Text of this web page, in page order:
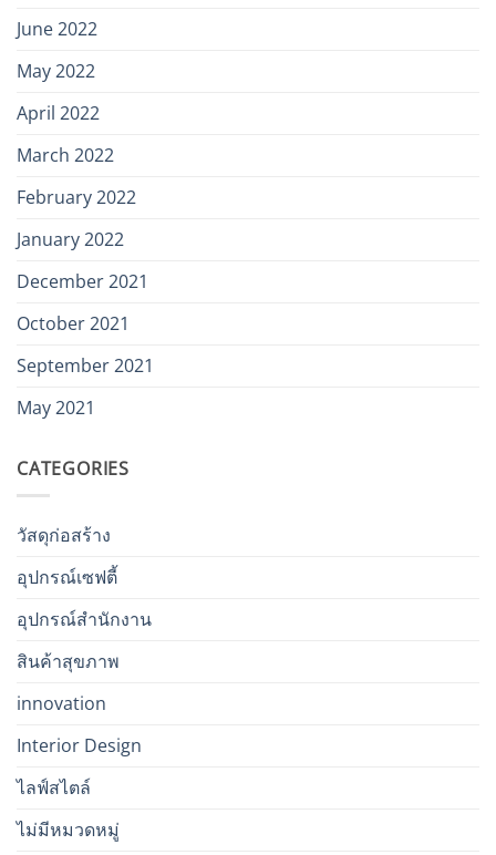
June 2022
May 2022
April 2022
March 2022
February 2022
January 2022
December 2021
October 2021
September 2021
May 2021
CATEGORIES
วัสดุก่อสร้าง
อุปกรณ์เซฟตี้
อุปกรณ์สำนักงาน
สินค้าสุขภาพ
innovation
Interior Design
ไลฟ์สไตล์
ไม่มีหมวดหมู่